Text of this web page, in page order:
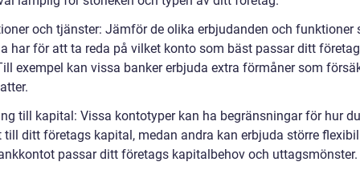
och tjänster: Jämför de olika erbjudanden och funktioner
har för att ta reda på vilket konto som bäst passar ditt
exempel kan vissa banker erbjuda extra förmåner som
till kapital: Vissa kontotyper kan ha begränsningar för hur
till ditt företags kapital, medan andra kan erbjuda större
passar ditt företags kapitalbehov och uttagsmönster.